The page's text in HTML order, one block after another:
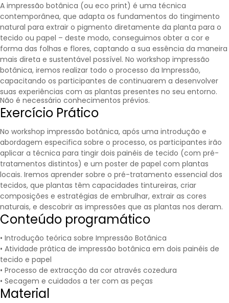
A impressão botânica (ou eco print) é uma técnica
contemporânea, que adapta os fundamentos do tingimento
natural para extrair o pigmento diretamente da planta para o
tecido ou papel – deste modo, conseguimos obter a cor e
forma das folhas e flores, captando a sua essência da maneira
mais direta e sustentável possível. No workshop impressão
botânica, iremos realizar todo o processo da Impressão,
capacitando os participantes de continuarem a desenvolver
suas experiências com as plantas presentes no seu entorno.
Não é necessário conhecimentos prévios.
Exercício Prático
No workshop impressão botânica, após uma introdução e
abordagem especifica sobre o processo, os participantes irão
aplicar a técnica para tingir dois painéis de tecido (com pré-
tratamentos distintos) e um poster de papel com plantas
locais. Iremos aprender sobre o pré-tratamento essencial dos
tecidos, que plantas têm capacidades tintureiras, criar
composições e estratégias de embrulhar, extrair as cores
naturais, e descobrir as impressões que as plantas nos deram.
Conteúdo programático
• Introdução teórica sobre Impressão Botânica
• Atividade prática de impressão botânica em dois painéis de
tecido e papel
• Processo de extracção da cor através cozedura
• Secagem e cuidados a ter com as peças
Material